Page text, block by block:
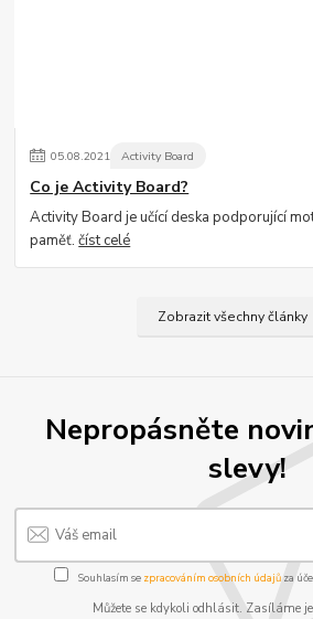
05.08.2021 Activity Board
Co je Activity Board?
Activity Board je učící deska podporující
paměť.číst celé
Zobrazit všechny články
Nepropásněte
slevy!
Souhlasím se zpracováním osobních údajůza
Můžete se kdykoli odhlásit. Zasíláme